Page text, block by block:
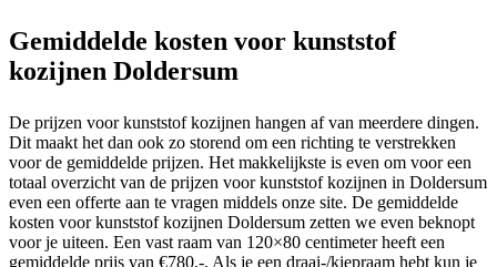
Gemiddelde kosten voor kunststof
kozijnen Doldersum
De prijzen voor kunststof kozijnen hangen af van meerdere dingen.
Dit maakt het dan ook zo storend om een richting te verstrekken
voor de gemiddelde prijzen. Het makkelijkste is even om voor een
totaal overzicht van de prijzen voor kunststof kozijnen in Doldersum
even een offerte aan te vragen middels onze site. De gemiddelde
kosten voor kunststof kozijnen Doldersum zetten we even beknopt
voor je uiteen. Een vast raam van 120×80 centimeter heeft een
gemiddelde prijs van €780,-. Als je een draai-/kiepraam hebt kun je